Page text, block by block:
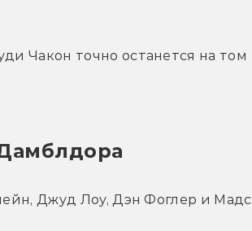
Чакон точно останется на том
Джуд Лоу, Дэн Фоглер и Мадс